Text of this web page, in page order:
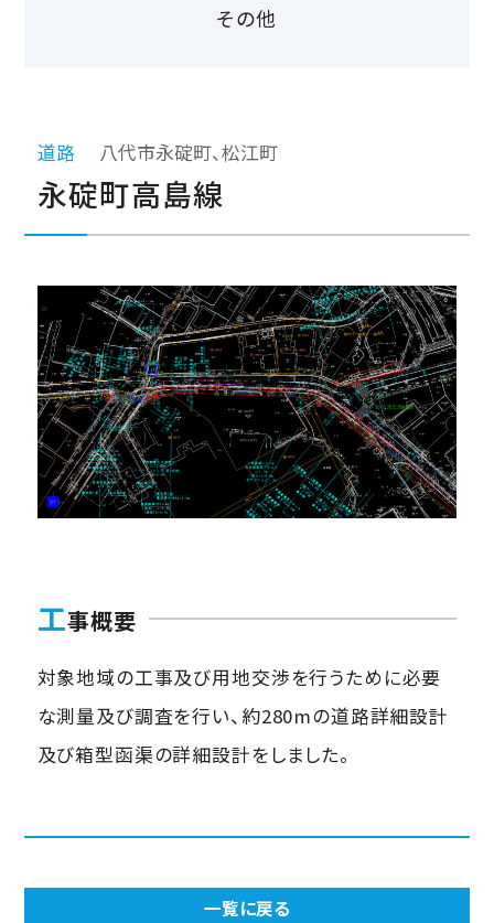
その他
永碇町高島線
道路 八代市永碇町、松江町
工事概要
対象地域の工事及び用地交渉を行うために必要
な測量及び調査を行い、約280mの道路詳細設計
及び箱型函渠の詳細設計をしました。
一覧に戻る